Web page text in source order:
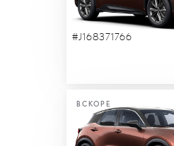
#J168371766
ВСКОРЕ